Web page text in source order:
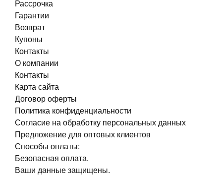
Рассрочка
Гарантии
Возврат
Купоны
Контакты
О компании
Контакты
Карта сайта
Договор оферты
Политика конфиденциальности
Согласие на обработку персональных данных
Предложение для оптовых клиентов
Способы оплаты:
Безопасная оплата.
Ваши данные защищены.